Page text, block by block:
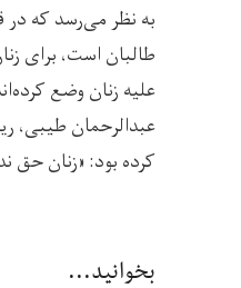
به نظر می‌رسد که در
طالبان است، برای
علیه زنان وضع
عبدالرحمان طیبی،
کرده بود: «زنان حق
بخوانید...